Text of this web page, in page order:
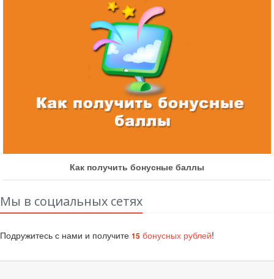
Как получить бонусные баллы
Мы в социальных сетях
Подружитесь с нами и получите 15 бонусных рублей!